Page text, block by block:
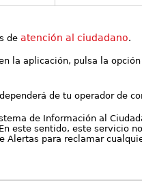
deatención al ciudadano.
la aplicación, pulsa la
de tu operador de
de Información al
este sentido, este servicio
para reclamar